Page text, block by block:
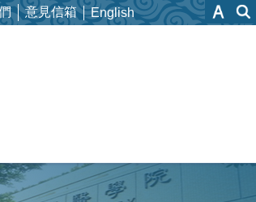
意見信箱 English